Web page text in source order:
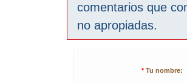
comentarios que
no apropiadas.
* Tu nombre: